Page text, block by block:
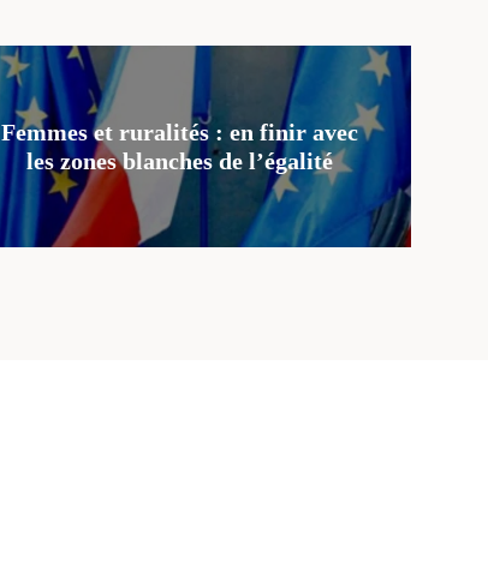
Femmes et ruralités : en finir avec
les zones blanches de l’égalité